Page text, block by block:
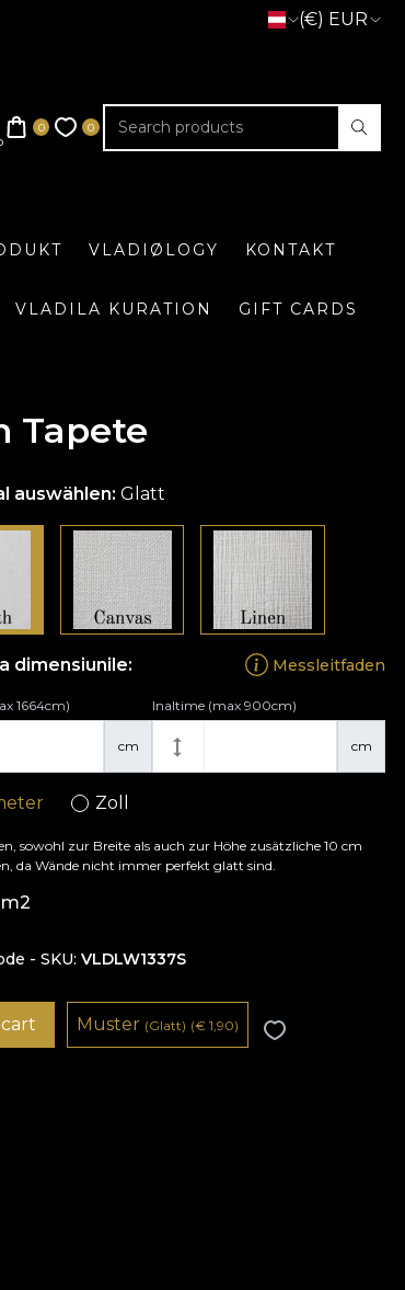
(€) EUR
VLADIØLOGY KONTAKT
VLADILA KURATION GIFT CARDS
Tapete
auswählen:Glatt
dimensiunile: Messleitfaden
cm
1664cm)
cm
Inaltime (max 900cm)
Zoll
sowohl zur Breite als auch zur Höhe zusätzliche 10 cm
da Wände nicht immer perfekt glatt sind.
- SKU VLDLW1337S
Muster (Glatt) (€1,90)